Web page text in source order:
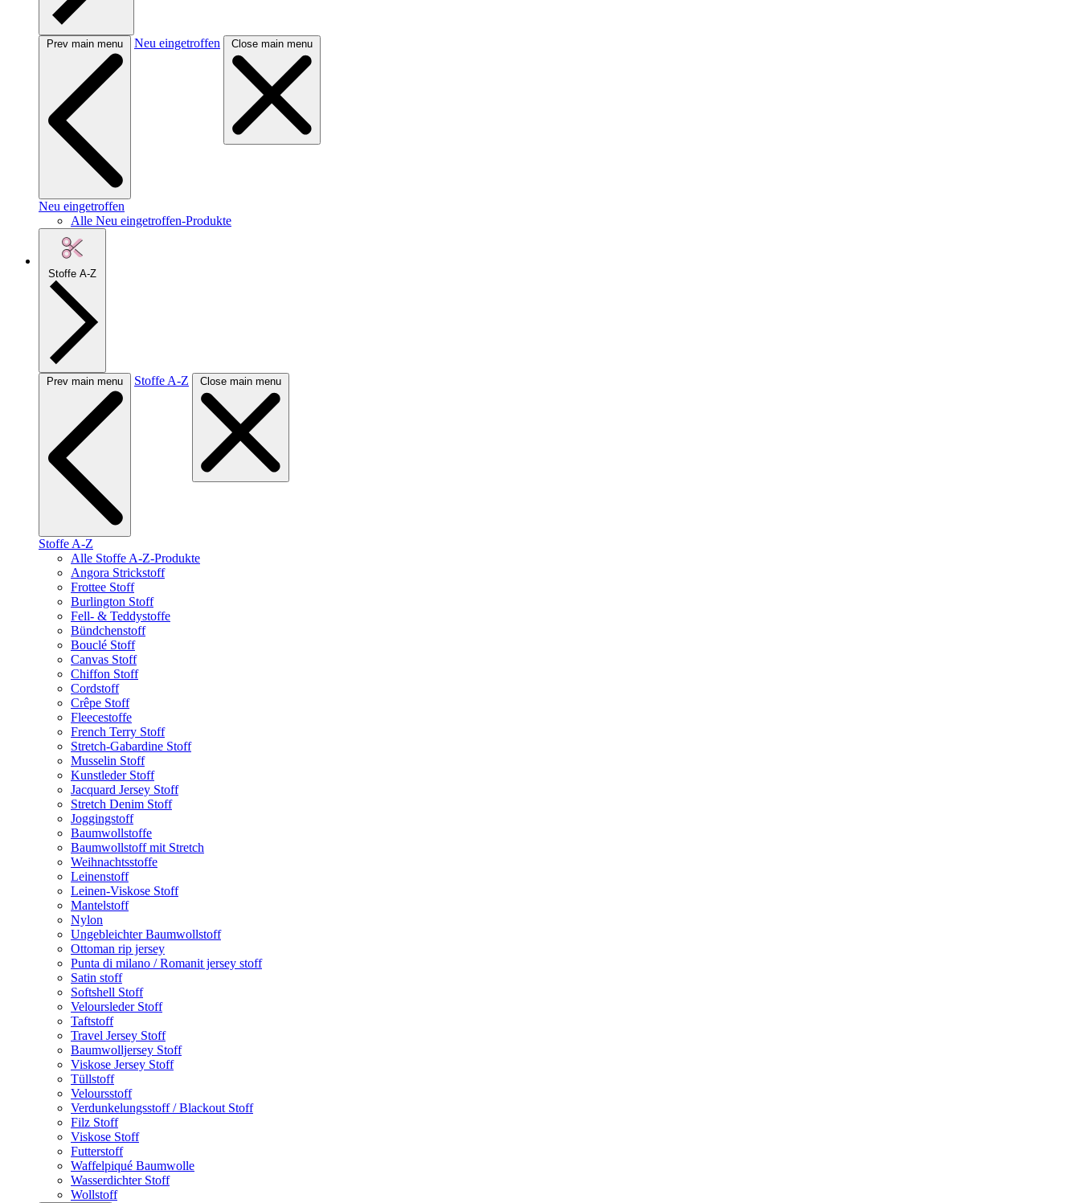
Prev main menu Neu eingetroffen Close main menu
Neu eingetroffen
Alle Neu eingetroffen-Produkte
Stoffe A-Z
Prev main menu Stoffe A-Z Close main menu
Stoffe A-Z
Alle Stoffe A-Z-Produkte
Angora Strickstoff
Frottee Stoff
Burlington Stoff
Fell- & Teddystoffe
Bündchenstoff
Bouclé Stoff
Canvas Stoff
Chiffon Stoff
Cordstoff
Crêpe Stoff
Fleecestoffe
French Terry Stoff
Stretch-Gabardine Stoff
Musselin Stoff
Kunstleder Stoff
Jacquard Jersey Stoff
Stretch Denim Stoff
Joggingstoff
Baumwollstoffe
Baumwollstoff mit Stretch
Weihnachtsstoffe
Leinenstoff
Leinen-Viskose Stoff
Mantelstoff
Nylon
Ungebleichter Baumwollstoff
Ottoman rip jersey
Punta di milano / Romanit jersey stoff
Satin stoff
Softshell Stoff
Veloursleder Stoff
Taftstoff
Travel Jersey Stoff
Baumwolljersey Stoff
Viskose Jersey Stoff
Tüllstoff
Veloursstoff
Verdunkelungsstoff / Blackout Stoff
Filz Stoff
Viskose Stoff
Futterstoff
Waffelpiqué Baumwolle
Wasserdichter Stoff
Wollstoff